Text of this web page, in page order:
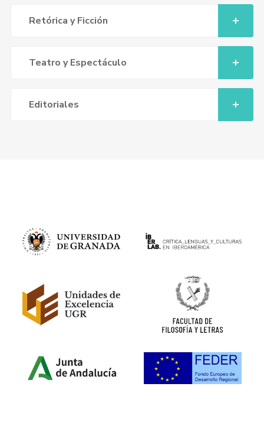
Retórica y Ficción
Teatro y Espectáculo
Editoriales